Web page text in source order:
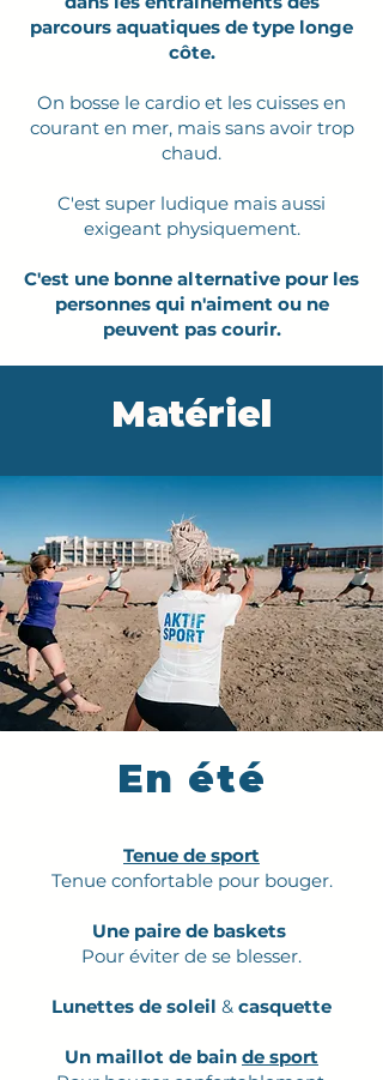
parcours aquatiques de type longe
côte.
On bosse le cardio et les cuisses en
courant en mer, mais sans avoir trop
chaud.
C'est super ludique mais aussi
exigeant physiquement.
C'est une bonne alternative pour les
personnes qui n'aiment ou ne
peuvent pas courir.
Matériel
En été
Tenue de sport
Tenue confortable pour bouger.
Une paire de baskets
Pour éviter de se blesser.
Lunettes de soleil & casquette
Un maillot de bain de sport